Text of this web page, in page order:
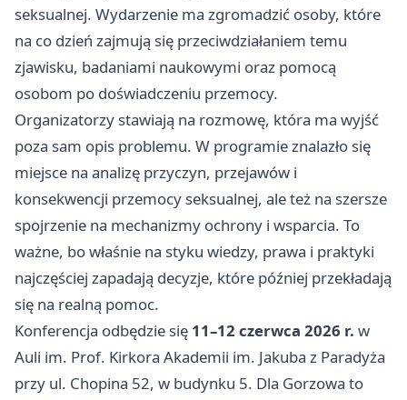
seksualnej. Wydarzenie ma zgromadzić osoby, które
na co dzień zajmują się przeciwdziałaniem temu
zjawisku, badaniami naukowymi oraz pomocą
osobom po doświadczeniu przemocy.
Organizatorzy stawiają na rozmowę, która ma wyjść
poza sam opis problemu. W programie znalazło się
miejsce na analizę przyczyn, przejawów i
konsekwencji przemocy seksualnej, ale też na szersze
spojrzenie na mechanizmy ochrony i wsparcia. To
ważne, bo właśnie na styku wiedzy, prawa i praktyki
najczęściej zapadają decyzje, które później przekładają
się na realną pomoc.
Konferencja odbędzie się 11–12 czerwca 2026 r. w
Auli im. Prof. Kirkora Akademii im. Jakuba z Paradyża
przy ul. Chopina 52, w budynku 5. Dla Gorzowa to